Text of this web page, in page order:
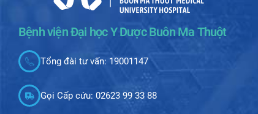
Bệnh viện Đại học Y Dược Buôn Ma Thuột
Tổng đài tư vấn: 19001147
Gọi Cấp cứu: 02623 99 33 88